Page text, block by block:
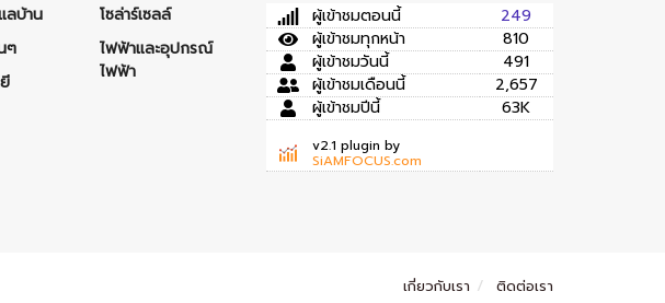
ลบ้าน
ๆ
โซล่าร์เซลล์
ไฟฟ้าและอุปกรณ์
ไฟฟ้า
ผู้เข้าชมตอนนี้
249
ผู้เข้าชมทุกหน้า
810
ผู้เข้าชมวันนี้
491
ผู้เข้าชมเดือนนี้
2,657
ผู้เข้าชมปีนี้
63K
v2.1 plugin by
SiAMFOCUS.com
เกี่ยวกับเรา ติดต่อเรา